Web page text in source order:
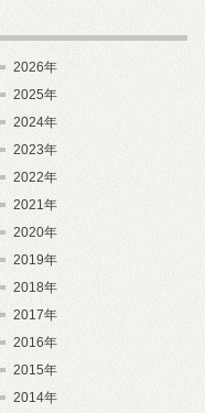
2026年
2025年
2024年
2023年
2022年
2021年
2020年
2019年
2018年
2017年
2016年
2015年
2014年